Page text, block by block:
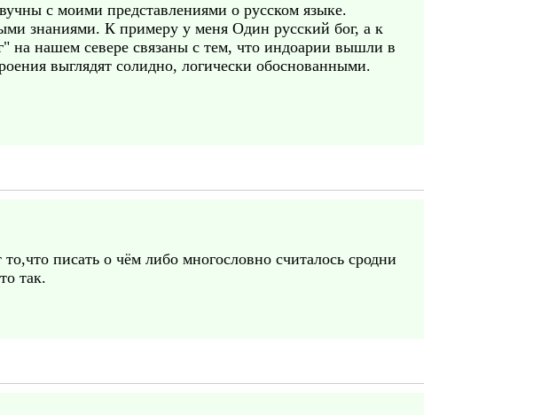
с моими представлениями о русском языке.
знаниями. К примеру у меня Один русский бог, а к
на нашем севере связаны с тем, что индоарии вышли в
выглядят солидно, логически обоснованными.
писать о чём либо многословно считалось сродни
так.